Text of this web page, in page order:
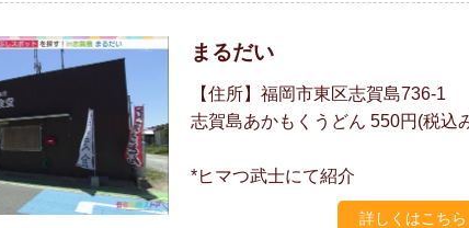
まるだい
【住所】福岡市東区志賀島736-1
志賀島あかもくうどん 550円(税込
*ヒマつ武士にて紹介
詳しくはこちら